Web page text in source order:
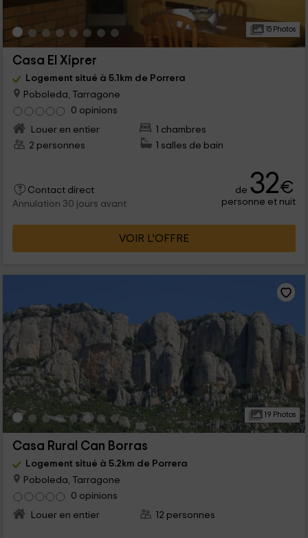
15 Photos
Casa El Xiprer
Logement situé à 5.1km de Porrera
Poboleda, Tarragone
0 opinions
Louer en entier
1 chambres
2 personnes
1 salles de bain
Contact direct
Annulation 30 jours avant
de 32€
personne et nuit
VOIR L’OFFRE
19 Photos
Casa Rural Can Borras
Logement situé à 5.2km de Porrera
Poboleda, Tarragone
0 opinions
Louer en entier
12 personnes